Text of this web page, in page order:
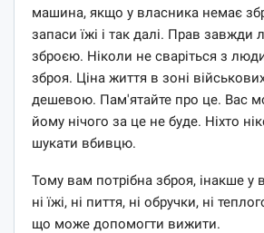
машина, якщо у власника немає
запаси їжі і так далі. Прав завжди
зброєю. Ніколи не сваріться з
зброя. Ціна життя в зоні
дешевою. Пам'ятайте про це. Вас
йому нічого за це не буде. Ніхто
шукати вбивцю.
Тому вам потрібна зброя, інакше у
ні їжі, ні пиття, ні обручки, ні
що може допомогти вижити.